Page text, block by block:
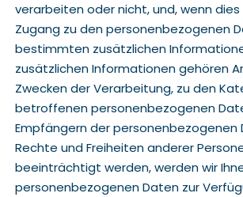
verarbeiten oder nicht, und, wenn dies
Zugang zu den personenbezogenen
bestimmten zusätzlichen
zusätzlichen Informationen gehören
Zwecken der Verarbeitung, zu den
betroffenen personenbezogenen
Empfängern der personenbezogenen
Rechte und Freiheiten anderer
beeinträchtigt werden, werden wir
personenbezogenen Daten zur